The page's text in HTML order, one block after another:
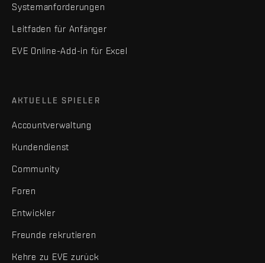
Systemanforderungen
Leitfaden für Anfänger
EVE Online-Add-in für Excel
AKTUELLE SPIELER
Accountverwaltung
Kundendienst
Community
Foren
Entwickler
Freunde rekrutieren
Kehre zu EVE zurück